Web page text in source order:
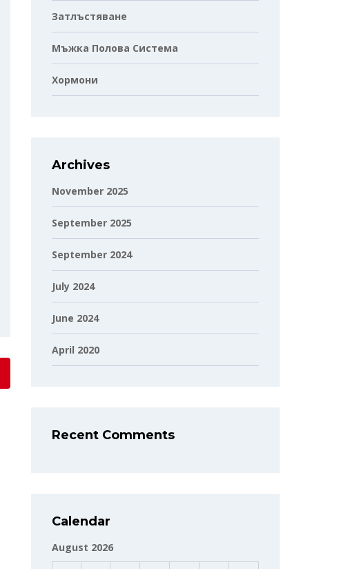
Затлъстяване
Мъжка Полова Система
Хормони
Archives
November 2025
September 2025
September 2024
July 2024
June 2024
April 2020
Recent Comments
Calendar
August 2026